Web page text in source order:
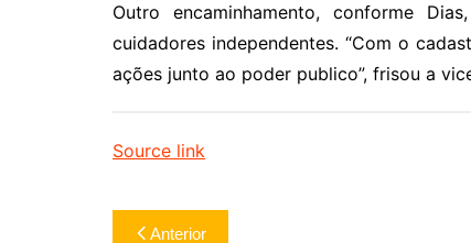
Outro encaminhamento, conforme
cuidadores independentes. “Com o
ações junto ao poder publico”, frisou a
Source link
Navegação
Anterior